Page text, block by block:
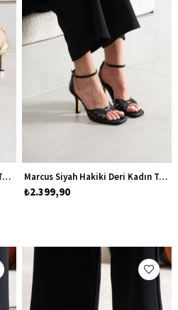
Marcus Gold Hakiki Deri Kadın Topuklu Ayakkabı Marcus Siyah Hakiki Deri Kadın Topuklu Ayakkabı
₺2.399,90